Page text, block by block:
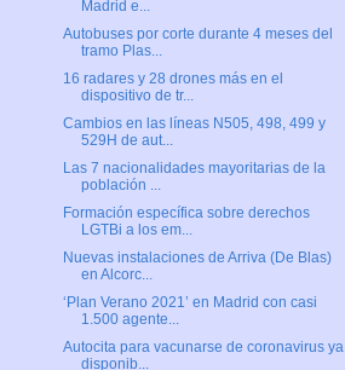
Madrid e...
Autobuses por corte durante 4 meses del
tramo Plas...
16 radares y 28 drones más en el
dispositivo de tr...
Cambios en las líneas N505, 498, 499 y
529H de aut...
Las 7 nacionalidades mayoritarias de la
población ...
Formación específica sobre derechos
LGTBi a los em...
Nuevas instalaciones de Arriva (De Blas)
en Alcorc...
‘Plan Verano 2021’ en Madrid con casi
1.500 agente...
Autocita para vacunarse de coronavirus ya
disponib...